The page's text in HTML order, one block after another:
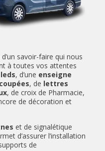
savoir-faire qui nous
à toutes vos attentes
, d’une enseigne
, de lettres
, de croix de Pharmacie,
de décoration et
et de signalétique
d’assurer l’installation
de